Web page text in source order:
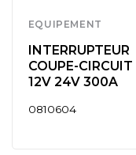
EQUIPEMENT
INTERRUPTEUR
COUPE-CIRCUIT
12V 24V 300A
0810604